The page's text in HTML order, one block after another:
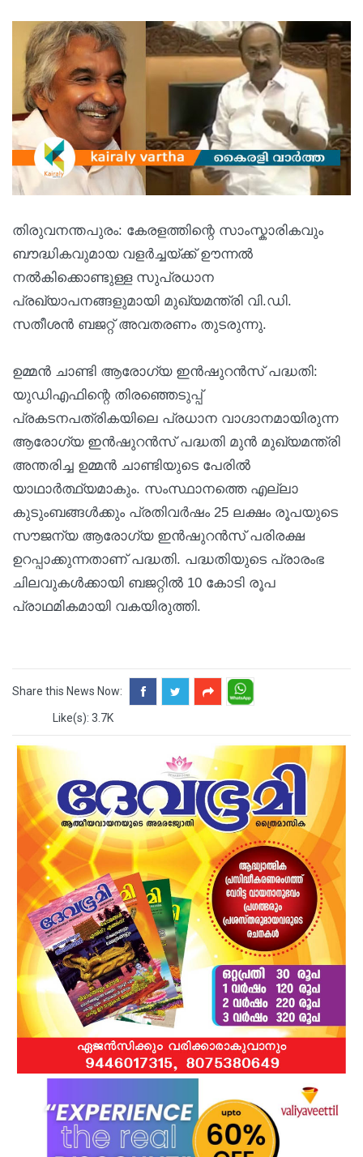
തിരുവനന്തപുരം: കേരളത്തിന്റെ സാംസ്കാരികവും
ബൗദ്ധികവുമായ വളർച്ചയ്ക്ക് ഊന്നൽ
നൽകിക്കൊണ്ടുള്ള സുപ്രധാന
പ്രഖ്യാപനങ്ങളുമായി മുഖ്യമന്ത്രി വി.ഡി.
സതീശൻ ബജറ്റ് അവതരണം തുടരുന്നു.
ഉമ്മൻ ചാണ്ടി ആരോഗ്യ ഇൻഷുറൻസ് പദ്ധതി:
യുഡിഎഫിന്റെ തിരഞ്ഞെടുപ്പ്
പ്രകടനപത്രികയിലെ പ്രധാന വാഗ്ദാനമായിരുന്ന
ആരോഗ്യ ഇൻഷുറൻസ് പദ്ധതി മുൻ മുഖ്യമന്ത്രി
അന്തരിച്ച ഉമ്മൻ ചാണ്ടിയുടെ പേരിൽ
യാഥാർത്ഥ്യമാകും. സംസ്ഥാനത്തെ എല്ലാ
കുടുംബങ്ങൾക്കും പ്രതിവർഷം 25 ലക്ഷം രൂപയുടെ
സൗജന്യ ആരോഗ്യ ഇൻഷുറൻസ് പരിരക്ഷ
ഉറപ്പാക്കുന്നതാണ് പദ്ധതി. പദ്ധതിയുടെ പ്രാരംഭ
ചിലവുകൾക്കായി ബജറ്റിൽ 10 കോടി രൂപ
പ്രാഥമികമായി വകയിരുത്തി.
Share this News Now:
Like(s): 3.7K